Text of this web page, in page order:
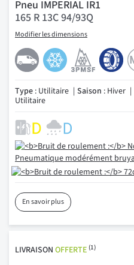
Pneu IMPERIAL IR1
165 R 13C 94/93Q
Modifier les dimensions
Type : Utilitaire Saison : Hiver
Utilitaire
En savoir plus
LIVRAISON OFFERTE (1)